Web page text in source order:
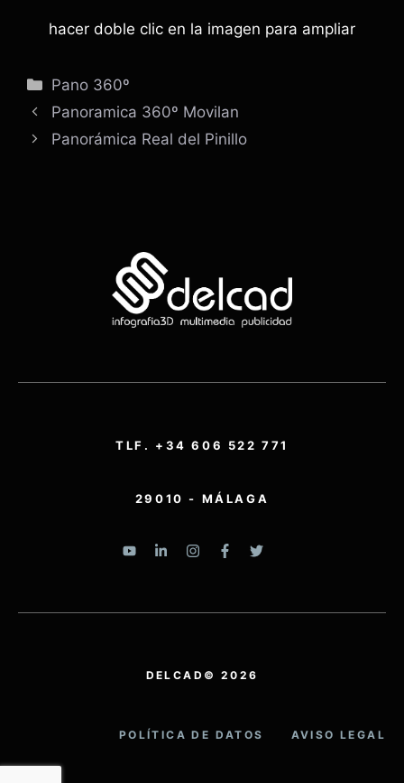
hacer doble clic en la imagen para ampliar
Categorías
Pano 360º
Panoramica 360º Movilan
Panorámica Real del Pinillo
TLF. +34 606 522 771
29010 - MÁLAGA
DELCAD© 2026
POLÍTICA DE DATOS AVISO LEGAL